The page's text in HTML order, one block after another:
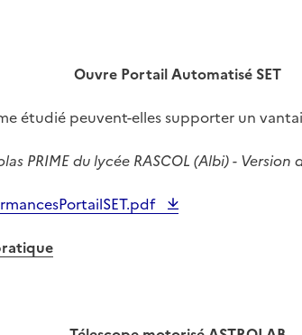
Ouvre Portail Automatisé SET
étudié peuvent-elles supporter un
PRIME du lycée RASCOL (Albi) - Version